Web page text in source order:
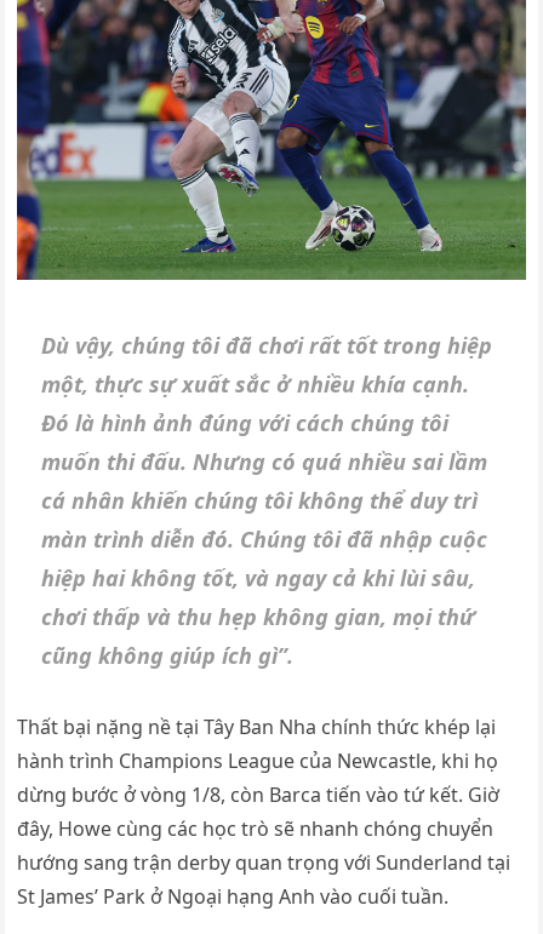
Dù vậy, chúng tôi đã chơi rất tốt trong hiệp
một, thực sự xuất sắc ở nhiều khía cạnh.
Đó là hình ảnh đúng với cách chúng tôi
muốn thi đấu. Nhưng có quá nhiều sai lầm
cá nhân khiến chúng tôi không thể duy trì
màn trình diễn đó. Chúng tôi đã nhập cuộc
hiệp hai không tốt, và ngay cả khi lùi sâu,
chơi thấp và thu hẹp không gian, mọi thứ
cũng không giúp ích gì”.
Thất bại nặng nề tại Tây Ban Nha chính thức khép lại
hành trình Champions League của Newcastle, khi họ
dừng bước ở vòng 1/8, còn Barca tiến vào tứ kết. Giờ
đây, Howe cùng các học trò sẽ nhanh chóng chuyển
hướng sang trận derby quan trọng với Sunderland tại
St James’ Park ở Ngoại hạng Anh vào cuối tuần.